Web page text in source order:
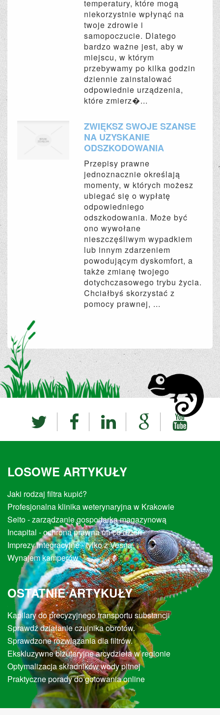
temperatury, które mogą
niekorzystnie wpłynąć na
twoje zdrowie i
samopoczucie. Dlatego
bardzo ważne jest, aby w
miejscu, w którym
przebywamy po kilka godzin
dziennie zainstalować
odpowiednie urządzenia,
które zmierz�...
ZWIĘKSZ SWOJE SZANSE
NA UZYSKANIE
ODSZKODOWANIA
Przepisy prawne
jednoznacznie określają
momenty, w których możesz
ubiegać się o wypłatę
odpowiedniego
odszkodowania. Może być
ono wywołane
nieszczęśliwym wypadkiem
lub innym zdarzeniem
powodującym dyskomfort, a
także zmianę twojego
dotychczasowego trybu życia.
Chciałbyś skorzystać z
pomocy prawnej, ...
LOSOWE ARTYKUŁY
Jaki rodzaj filtra kupić?
Profesjonalna klinika weterynaryjna w Krakowie
Seito - zarządzanie gospodarką magazynową
Incapital - ochrona prawna na co dzień
Imprezy integracyjne - tylko z Vesną
Wynajem kamperów
OSTATNIE ARTYKUŁY
Kapilary do precyzyjnego transportu substancji
Sprawdź działanie czujnika obrotów.
Sprawdzone rozwiązania dla filtrów.
Ekskluzywne biżuteryjne arcydzieła w regionie
Optymalizacja składników wody pitnej
Praktyczne porady do gotowania online